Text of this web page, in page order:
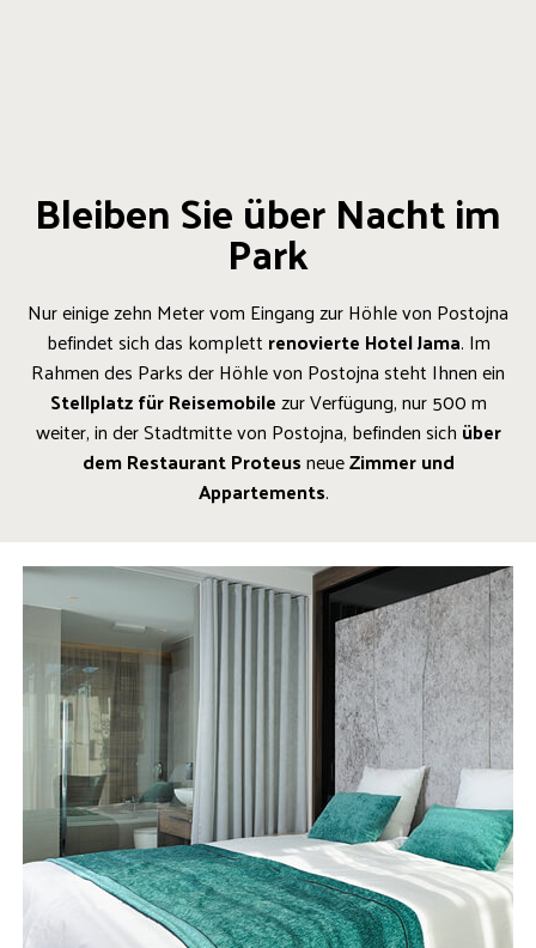
Bleiben Sie über Nacht im
Park
Nur einige zehn Meter vom Eingang zur Höhle von Postojna
befindet sich das komplett renovierte Hotel Jama. Im
Rahmen des Parks der Höhle von Postojna steht Ihnen ein
Stellplatz für Reisemobilezur Verfügung, nur 500 m
weiter, in der Stadtmitte von Postojna, befinden sich über
dem Restaurant ProteusneueZimmer und
Appartements.